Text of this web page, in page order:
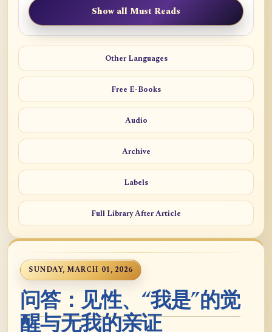
Show all Must Reads
Other Languages
Free E-Books
Audio
Archive
Labels
Full Library After Article
SUNDAY, MARCH 01, 2026
问答：见性、“我是”的觉
醒与无我的亲证